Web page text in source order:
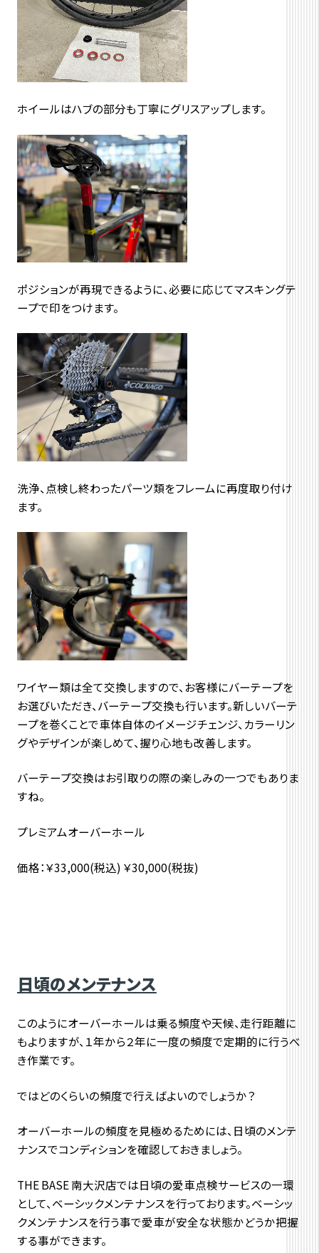
ホイールはハブの部分も丁寧にグリスアップします。
ポジションが再現できるように、必要に応じてマスキングテ
ープで印をつけます。
洗浄、点検し終わったパーツ類をフレームに再度取り付け
ます。
ワイヤー類は全て交換しますので、お客様にバーテープを
お選びいただき、バーテープ交換も行います。新しいバーテ
ープを巻くことで車体自体のイメージチェンジ、カラーリン
グやデザインが楽しめて、握り心地も改善します。
バーテープ交換はお引取りの際の楽しみの一つでもありま
すね。
プレミアムオーバーホール
価格：￥33,000(税込) ￥30,000(税抜)
日頃のメンテナンス
このようにオーバーホールは乗る頻度や天候、走行距離に
もよりますが、１年から２年に一度の頻度で定期的に行うべ
き作業です。
ではどのくらいの頻度で行えばよいのでしょうか？
オーバーホールの頻度を見極めるためには、日頃のメンテ
ナンスでコンディションを確認しておきましょう。
THE BASE 南大沢店では日頃の愛車点検サービスの一環
として、ベーシックメンテナンスを行っております。ベーシッ
クメンテナンスを行う事で愛車が安全な状態かどうか把握
する事ができます。